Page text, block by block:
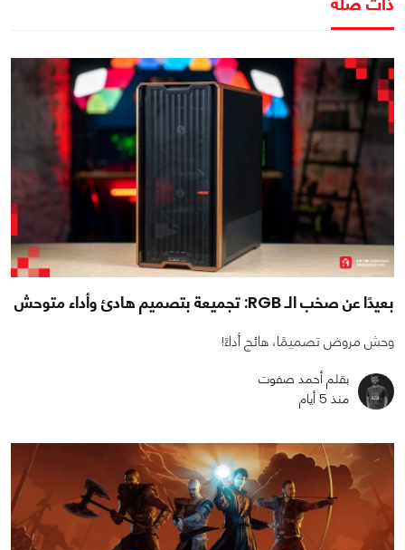
بعيدًا عن صخب الـ RGB: تجميعة بتصميم هادئ وأداء متوحش
وحش مروض تصميمًا، هائج أداءً!
بقلم أحمد صفوت
منذ 5 أيام